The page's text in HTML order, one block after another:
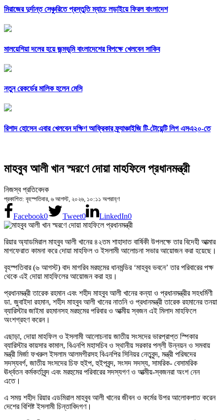
মিরাজের দুর্দান্ত সেঞ্চুরিতে প্রস্তুতি ম্যাচে লড়াইয়ে ফিরল বাংলাদেশ
মালয়েশিয়া দলের হয়ে জন্মভূমি বাংলাদেশের বিপক্ষে খেলবেন সাকিব
নতুন রেকর্ডের মালিক হলেন মেসি
রিশাদ হোসেন এবার খেলবেন দক্ষিণ আফ্রিকার ফ্র্যাঞ্চাইজি টি-টোয়েন্টি লিগ এসএ২০-তে
মাহবুব আলী খান স্মরণে দোয়া মাহফিলে প্রধানমন্ত্রী
নিজস্ব প্রতিবেদক
প্রকাশিত: বৃহস্পতিবার, ৬ আগস্ট, ২০২৬, ১০:১১ অপরাহ্ণ
Facebook0 Tweet0 LinkedIn0
রিয়ার অ্যাডমিরাল মাহবুব আলী খানের ৪২তম শাহাদাত বার্ষিকী উপলক্ষে তার বিদেহী আত্মার
মাগফেরাত কামনা করে দোয়া মাহফিল ও ইসলামী আলোচনা সভার আয়োজন করা হয়েছে।
বৃহস্পতিবার (৬ আগস্ট) বাদ মাগরিব মরহুমের ধানমন্ডির ‘মাহবুব ভবনে’ তার পরিবারের পক্ষ
থেকে এই দোয়া মাহফিলের আয়োজন করা হয়।
প্রধানমন্ত্রী তারেক রহমান এবং শহীদ মাহবুব আলী খানের কন্যা ও প্রধানমন্ত্রীর সহধর্মিণী
ডা. জুবাইদা রহমান, শহীদ মাহবুব আলী খানের নাতনি ও প্রধানমন্ত্রী তারেক রহমানের তনয়া
ব্যারিস্টার জাইমা রহমানসহ মরহুমের পরিবার ও আত্মীয় স্বজন এই মিলাদ মাহফিলে
অংশগ্রহণ করেন।
এছাড়া, দোয়া মাহফিল ও ইসলামী আলোচনায় জাতীয় সংসদের ভারপ্রাপ্ত স্পিকার
ব্যারিস্টার কায়সার কামাল, বিএনপি মহাসচিব ও স্থানীয় সরকার পল্লী উন্নয়ন ও সমবায়
মন্ত্রী মির্জা ফখরুল ইসলাম আলমগীরসহ বিএনপির সিনিয়র নেতৃবৃন্দ, মন্ত্রী পরিষদের
সদস্যবর্গ, জাতীয় সংসদের চিফ হুইপ, হুইপবৃন্দ, সংসদ সদস্য, সামরিক- বেসামরিক
ঊর্ধ্বতন কর্মকর্তাবৃন্দ এবং মরহুমের পরিবারের সদস্যগণ ও আত্মীয়-স্বজনরা অংশ নেন
এতে।
এ সময় শহীদ রিয়ার এডমিরাল মাহবুব আলী খানের জীবন ও কর্মের উপর আলোকপাত করেন
দেশের বিশিষ্ট ইসলামী চিন্তাবিদগণ।